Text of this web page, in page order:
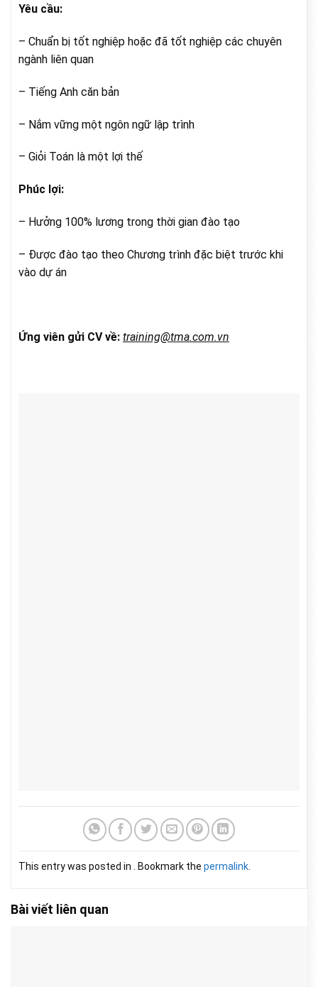
Yêu cầu:
– Chuẩn bị tốt nghiệp hoặc đã tốt nghiệp các chuyên
ngành liên quan
– Tiếng Anh căn bản
– Nắm vững một ngôn ngữ lập trình
– Giỏi Toán là một lợi thế
Phúc lợi:
– Hưởng 100% lương trong thời gian đào tạo
– Được đào tạo theo Chương trình đặc biệt trước khi
vào dự án
Ứng viên gửi CV về: training@tma.com.vn
This entry was posted in . Bookmark the permalink
Bài viết liên quan